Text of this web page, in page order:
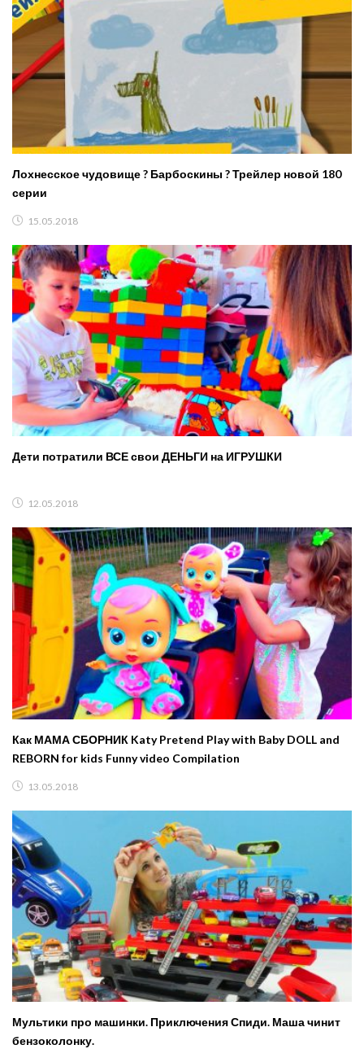
Лохнесское чудовище ? Барбоскины ? Трейлер новой 180
серии
15.05.2018
Дети потратили ВСЕ свои ДЕНЬГИ на ИГРУШКИ
12.05.2018
Как МАМА СБОРНИК Katy Pretend Play with Baby DOLL and
REBORN for kids Funny video Compilation
13.05.2018
Мультики про машинки. Приключения Спиди. Маша чинит
бензоколонку.